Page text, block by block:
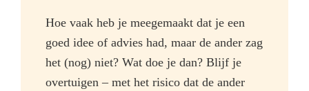
Hoe vaak heb je meegemaakt dat je een
goed idee of advies had, maar de ander zag
het (nog) niet? Wat doe je dan? Blijf je
overtuigen – met het risico dat de ander